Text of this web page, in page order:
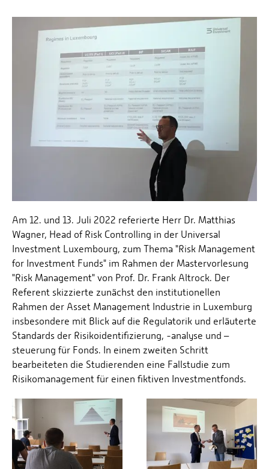
Am 12. und 13. Juli 2022 referierte Herr Dr. Matthias
Wagner, Head of Risk Controlling in der Universal
Investment Luxembourg, zum Thema "Risk Management
for Investment Funds" im Rahmen der Mastervorlesung
"Risk Management" von Prof. Dr. Frank Altrock. Der
Referent skizzierte zunächst den institutionellen
Rahmen der Asset Management Industrie in Luxemburg
insbesondere mit Blick auf die Regulatorik und erläuterte
Standards der Risikoidentifizierung, -analyse und –
steuerung für Fonds. In einem zweiten Schritt
bearbeiteten die Studierenden eine Fallstudie zum
Risikomanagement für einen fiktiven Investmentfonds.